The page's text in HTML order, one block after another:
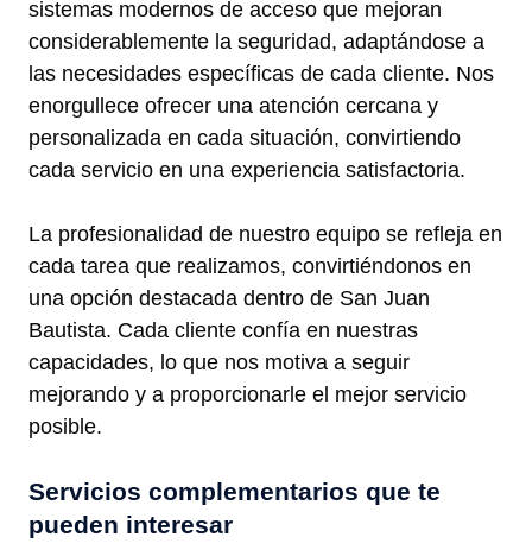
sistemas modernos de acceso que mejoran
considerablemente la seguridad, adaptándose a
las necesidades específicas de cada cliente. Nos
enorgullece ofrecer una atención cercana y
personalizada en cada situación, convirtiendo
cada servicio en una experiencia satisfactoria.
La profesionalidad de nuestro equipo se refleja en
cada tarea que realizamos, convirtiéndonos en
una opción destacada dentro de San Juan
Bautista. Cada cliente confía en nuestras
capacidades, lo que nos motiva a seguir
mejorando y a proporcionarle el mejor servicio
posible.
Servicios complementarios que te
pueden interesar